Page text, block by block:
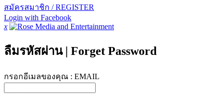
สมัครสมาชิก / REGISTER
Login with Facebook
x
ลืมรหัสผ่าน | Forget Password
กรอกอีเมลของคุณ : EMAIL